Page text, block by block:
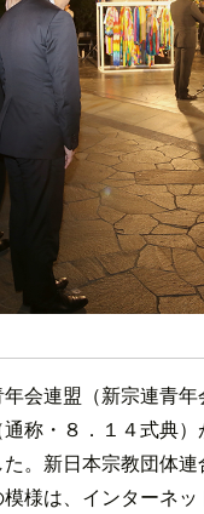
会連盟（新宗連青
称・８．１４式典
。新日本宗教団体
様は、インターネ